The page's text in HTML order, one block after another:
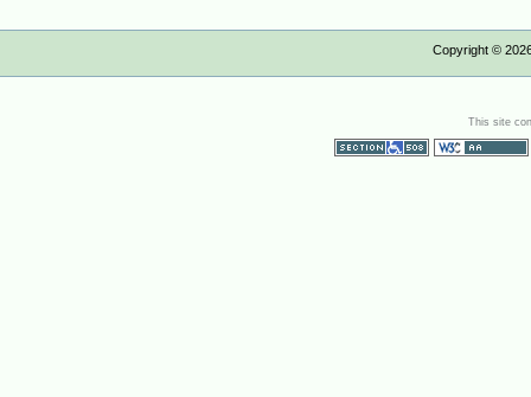
Copyright ©
This site